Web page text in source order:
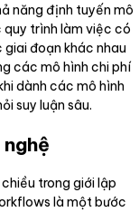
năng định tuyến mô
trình làm việc có
đoạn khác nhau
các mô hình chi phí
dành các mô hình
suy luận sâu.
trong giới lập
là một bước